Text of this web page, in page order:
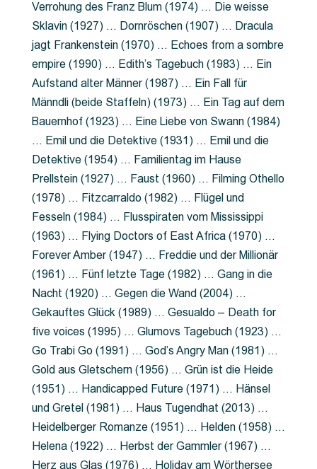
Verrohung des Franz Blum (1974) … Die weisse
Sklavin (1927) … Dornröschen (1907) … Dracula
jagt Frankenstein (1970) … Echoes from a sombre
empire (1990) … Edith’s Tagebuch (1983) … Ein
Aufstand alter Männer (1987) … Ein Fall für
Männdli (beide Staffeln) (1973) … Ein Tag auf dem
Bauernhof (1923) … Eine Liebe von Swann (1984)
… Emil und die Detektive (1931) … Emil und die
Detektive (1954) … Familientag im Hause
Prellstein (1927) … Faust (1960) … Filming Othello
(1978) … Fitzcarraldo (1982) … Flügel und
Fesseln (1984) … Flusspiraten vom Mississippi
(1963) … Flying Doctors of East Africa (1970) …
Forever Amber (1947) … Freddie und der Millionär
(1961) … Fünf letzte Tage (1982) … Gang in die
Nacht (1920) … Gegen die Wand (2004) …
Gekauftes Glück (1989) … Gesualdo – Death for
five voices (1995) … Glumovs Tagebuch (1923) …
Go Trabi Go (1991) … God’s Angry Man (1981) …
Gold aus Gletschern (1956) … Grün ist die Heide
(1951) … Handicapped Future (1971) … Hänsel
und Gretel (1981) … Haus Tugendhat (2013) …
Heidelberger Romanze (1951) … Helden (1958) …
Helena (1922) … Herbst der Gammler (1967) …
Herz aus Glas (1976) … Holiday am Wörthersee